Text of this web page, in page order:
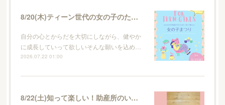
8/20(木)ティーン世代の女の子のためのイベント・女の子まつり
自分の心とからだを大切にしながら、健やか
に成長していって欲しいそんな願いを込め…
2026.07.22 01:00
8/22(土)知って楽しい！助産所のいろはvol.4